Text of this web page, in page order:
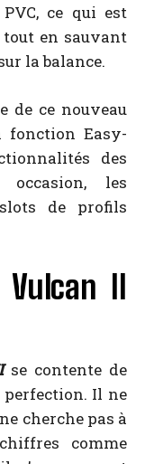
ce qui est
tout en sauvant
la balance.
de ce nouveau
fonction Easy-
des
les
de profils
II
se contente de
perfection. Il ne
cherche pas à
comme